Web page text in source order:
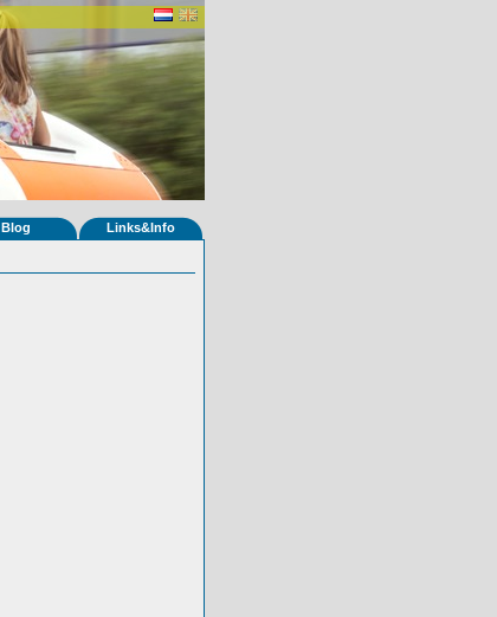
Blog Links&Info